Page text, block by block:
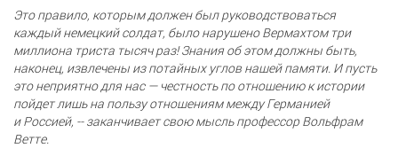
Это правило, которым должен был руководствоваться
каждый немецкий солдат, было нарушено Вермахтом три
миллиона триста тысяч раз! Знания об этом должны быть,
наконец, извлечены из потайных углов нашей памяти. И пусть
это неприятно для нас — честность по отношению к истории
пойдет лишь на пользу отношениям между Германией
и Россией, -- заканчивает свою мысль профессор Вольфрам
Ветте.